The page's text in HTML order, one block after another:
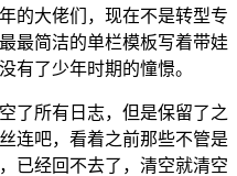
的大佬们，现在不是转型专
最简洁的单栏模板写着带娃
有了少年时期的憧憬。
了所有日志，但是保留了之
连吧，看着之前那些不管是
已经回不去了，清空就清空